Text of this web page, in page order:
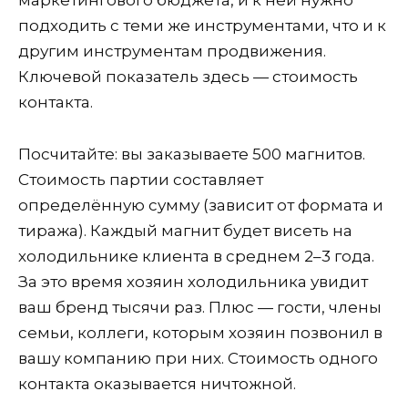
подходить с теми же инструментами, что и к
другим инструментам продвижения.
Ключевой показатель здесь — стоимость
контакта.
Посчитайте: вы заказываете 500 магнитов.
Стоимость партии составляет
определённую сумму (зависит от формата и
тиража). Каждый магнит будет висеть на
холодильнике клиента в среднем 2–3 года.
За это время хозяин холодильника увидит
ваш бренд тысячи раз. Плюс — гости, члены
семьи, коллеги, которым хозяин позвонил в
вашу компанию при них. Стоимость одного
контакта оказывается ничтожной.